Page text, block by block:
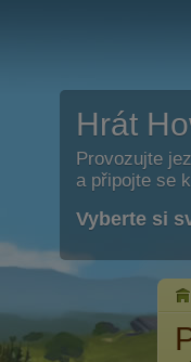
Hrát
Provozujte
a připojte se
Vyberte si